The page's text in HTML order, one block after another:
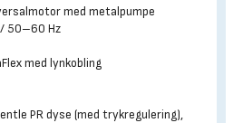
med metalpumpe
50–60 Hz
med lynkobling
PR dyse (med trykregulering),